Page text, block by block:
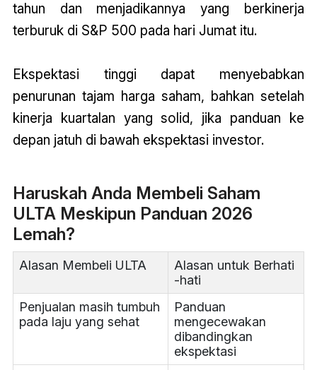
tahun dan menjadikannya yang berkinerja
terburuk di S&P 500 pada hari Jumat itu.
Ekspektasi tinggi dapat menyebabkan
penurunan tajam harga saham, bahkan setelah
kinerja kuartalan yang solid, jika panduan ke
depan jatuh di bawah ekspektasi investor.
Haruskah Anda Membeli Saham
ULTA Meskipun Panduan 2026
Lemah?
Alasan Membeli ULTA
Alasan untuk Berhati
-hati
Penjualan masih tumbuh
pada laju yang sehat
Panduan
mengecewakan
dibandingkan
ekspektasi